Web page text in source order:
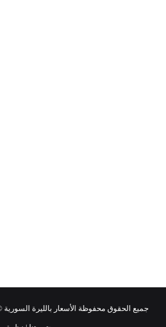
جميع الحقوق محفوظة الأسعار بالليرة السورية